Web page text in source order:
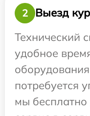
2
Выезд
Технический
удобное
потребуется
мы бесплатно